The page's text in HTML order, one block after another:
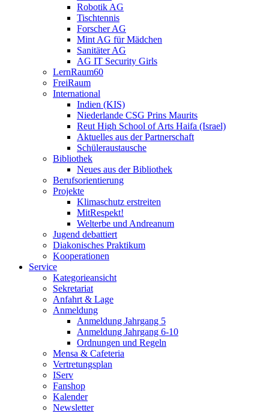
Robotik AG
Tischtennis
Forscher AG
Mint AG für Mädchen
Sanitäter AG
AG IT Security Girls
LernRaum60
FreiRaum
International
Indien (KIS)
Niederlande CSG Prins Maurits
Reut High School of Arts Haifa (Israel)
Aktuelles aus der Partnerschaft
Schüleraustausche
Bibliothek
Neues aus der Bibliothek
Berufsorientierung
Projekte
Klimaschutz erstreiten
MitRespekt!
Welterbe und Andreanum
Jugend debattiert
Diakonisches Praktikum
Kooperationen
Service
Kategorieansicht
Sekretariat
Anfahrt & Lage
Anmeldung
Anmeldung Jahrgang 5
Anmeldung Jahrgang 6-10
Ordnungen und Regeln
Mensa & Cafeteria
Vertretungsplan
IServ
Fanshop
Kalender
Newsletter